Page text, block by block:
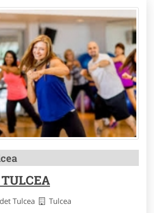
Tulcea
Tulcea